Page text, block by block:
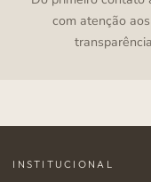
com atenção
INSTITUCIONAL